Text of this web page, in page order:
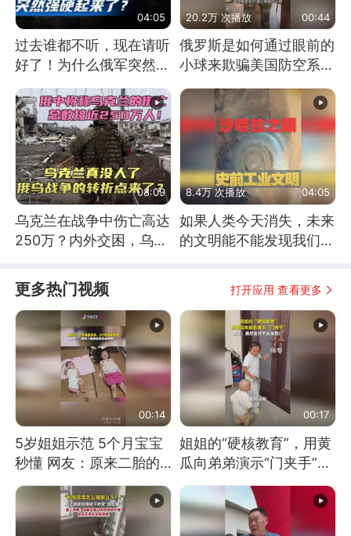
04:05
过去谁都不听，现在请听
好了！为什么俄军突然强
20.2万 次播放 00:44
俄罗斯是如何通过眼前的
小球来欺骗美国防空系统
08:09
乌克兰在战争中伤亡高达
250万？内外交困，乌克
8.4万 次播放 04:05
如果人类今天消失，未来
的文明能不能发现我们存
更多热门视频 打开应用 查看更多
00:14
5岁姐姐示范 5个月宝宝
秒懂 网友：原来二胎的
快乐长这样
00:17
姐姐的“硬核教育”，用黄
瓜向弟弟演示“门夹手”，
网友：果然言传不如身
教！